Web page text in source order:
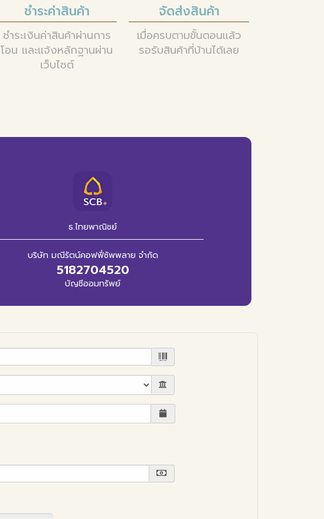
ชำระค่าสินค้า
ชำระเงินค่าสินค้าผ่านการ
โอน และแจ้งหลักฐานผ่าน
เว็บไซต์
จัดส่งสินค้า
เมื่อครบตามขั้นตอนแล้ว
รอรับสินค้าที่บ้านได้เลย
ธ.ไทยพาณิชย์
บริษัท มณีรัตน์คอฟฟี่ซัพพลาย จำกัด
5182704520
บัญชีออมทรัพย์